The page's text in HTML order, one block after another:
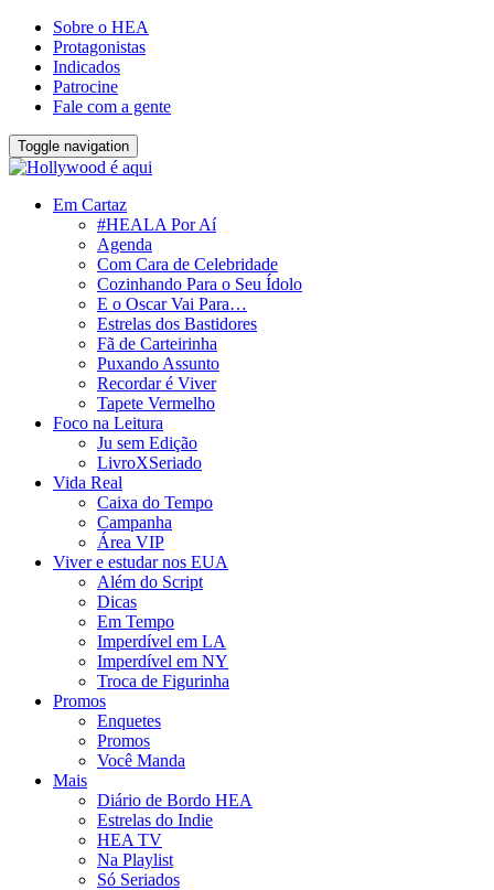
Sobre o HEA
Protagonistas
Indicados
Patrocine
Fale com a gente
Toggle navigation
Em Cartaz
#HEALA Por Aí
Agenda
Com Cara de Celebridade
Cozinhando Para o Seu Ídolo
E o Oscar Vai Para…
Estrelas dos Bastidores
Fã de Carteirinha
Puxando Assunto
Recordar é Viver
Tapete Vermelho
Foco na Leitura
Ju sem Edição
LivroXSeriado
Vida Real
Caixa do Tempo
Campanha
Área VIP
Viver e estudar nos EUA
Além do Script
Dicas
Em Tempo
Imperdível em LA
Imperdível em NY
Troca de Figurinha
Promos
Enquetes
Promos
Você Manda
Mais
Diário de Bordo HEA
Estrelas do Indie
HEA TV
Na Playlist
Só Seriados